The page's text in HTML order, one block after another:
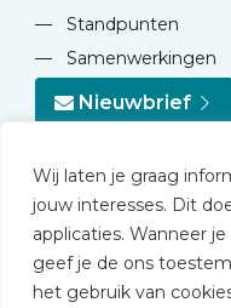
Wij laten je graag
jouw interesses. Dit
applicaties. Wanneer
geef je de ons
het gebruik van
—
Standpunten
—
Samenwerkingen
Nieuwbrief
© 2026 NVD
Privacy statement